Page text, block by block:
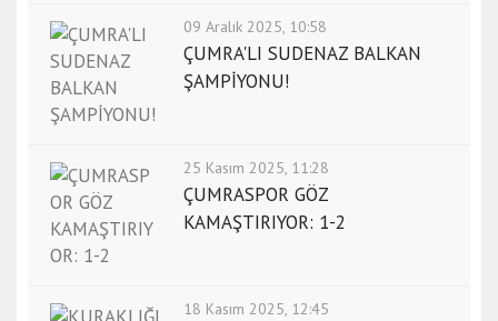
09 Aralık 2025, 10:58
ÇUMRA'LI SUDENAZ BALKAN
ŞAMPİYONU!
25 Kasım 2025, 11:28
ÇUMRASPOR GÖZ
KAMAŞTIRIYOR: 1-2
18 Kasım 2025, 12:45